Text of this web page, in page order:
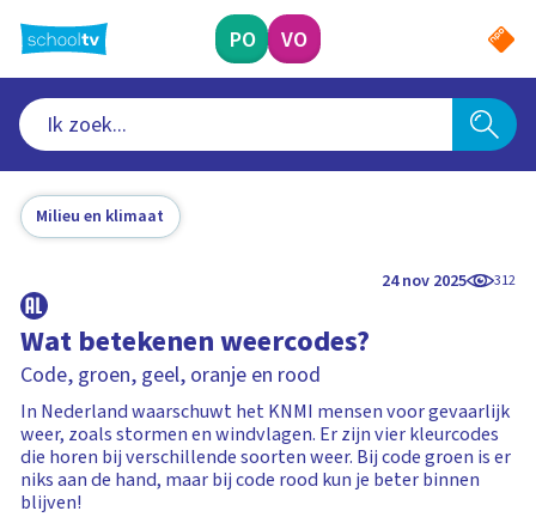
naar
hoofdinhoud
PO VO
Milieu en klimaat
24 nov 2025 312
Wat betekenen weercodes?
Code, groen, geel, oranje en rood
In Nederland waarschuwt het KNMI mensen voor gevaarlijk
weer, zoals stormen en windvlagen. Er zijn vier kleurcodes
die horen bij verschillende soorten weer. Bij code groen is er
niks aan de hand, maar bij code rood kun je beter binnen
blijven!